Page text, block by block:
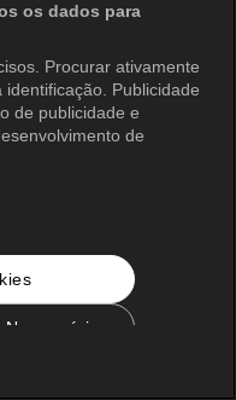
os dados para
Procurar ativamente
Publicidade
de publicidade e
de